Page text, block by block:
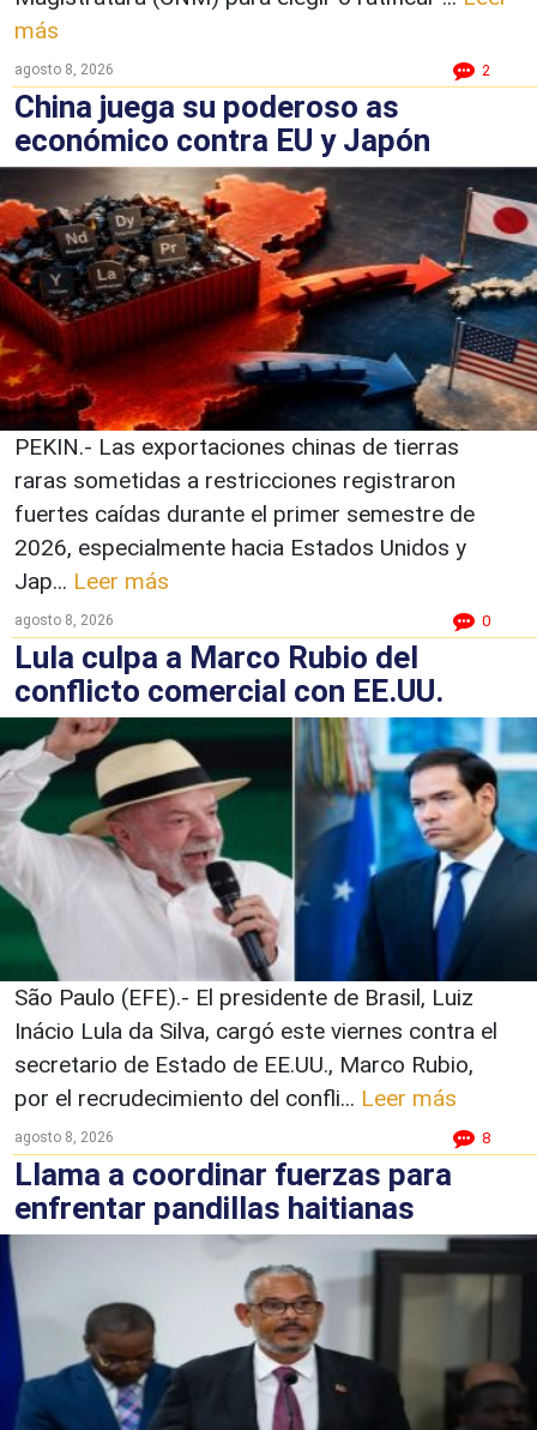
más
agosto 8, 2026 2
China juega su poderoso as
económico contra EU y Japón
PEKIN.- Las exportaciones chinas de tierras
raras sometidas a restricciones registraron
fuertes caídas durante el primer semestre de
2026, especialmente hacia Estados Unidos y
Jap... Leer más
agosto 8, 2026 0
Lula culpa a Marco Rubio del
conflicto comercial con EE.UU.
São Paulo (EFE).- El presidente de Brasil, Luiz
Inácio Lula da Silva, cargó este viernes contra el
secretario de Estado de EE.UU., Marco Rubio,
por el recrudecimiento del confli... Leer más
agosto 8, 2026 8
Llama a coordinar fuerzas para
enfrentar pandillas haitianas